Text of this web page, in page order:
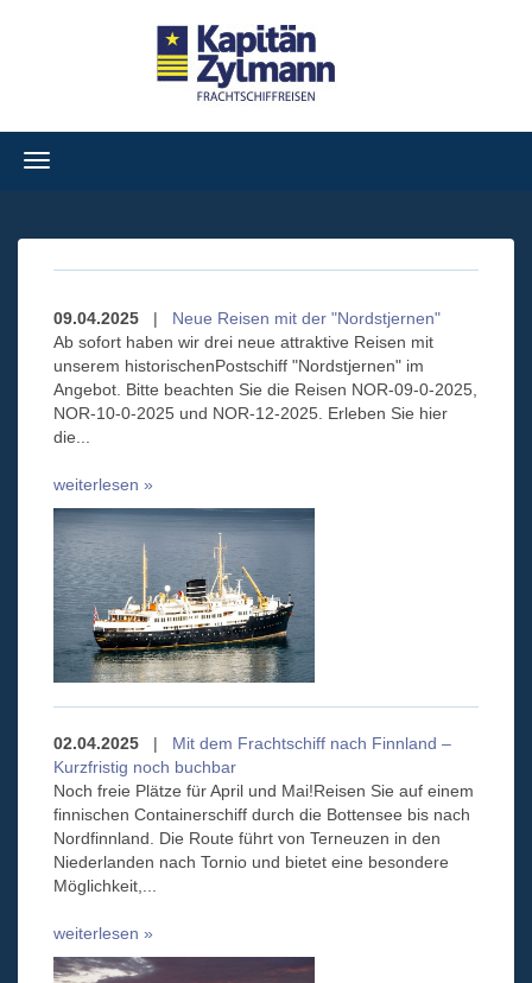
Navigation
09.04.2025 | Neue Reisen mit der "Nordstjernen"
Ab sofort haben wir drei neue attraktive Reisen mit
unserem historischenPostschiff "Nordstjernen" im
Angebot. Bitte beachten Sie die Reisen NOR-09-0-2025,
NOR-10-0-2025 und NOR-12-2025. Erleben Sie hier
die...
weiterlesen »
02.04.2025 | Mit dem Frachtschiff nach Finnland –
Kurzfristig noch buchbar
Noch freie Plätze für April und Mai!Reisen Sie auf einem
finnischen Containerschiff durch die Bottensee bis nach
Nordfinnland. Die Route führt von Terneuzen in den
Niederlanden nach Tornio und bietet eine besondere
Möglichkeit,...
weiterlesen »